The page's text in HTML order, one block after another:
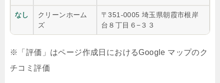
なし
クリーンホーム
ズ
〒351-0005 埼玉県朝霞市根岸
台８丁目６−３３
※「評価」はページ作成日におけるGoogle マップのク
チコミ評価